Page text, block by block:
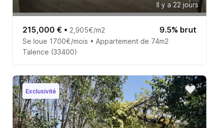
Il y a 22 jours
215,000 € • 2,905€/m2 9.5% brut
Se loue 1700€/mois • Appartement de 74m2
Talence (33400)
Exclusivité